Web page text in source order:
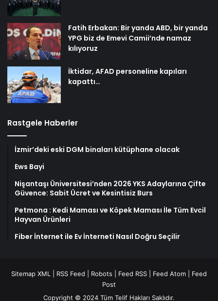
Fatih Erbakan: Bir yanda ABD, bir yanda
YPG biz de Emevi Camii’nde namaz
kılıyoruz
İktidar, AFAD personeline kapıları
kapattı…
Rastgele Haberler
İzmir’deki eski DGM binaları kütüphane olacak
Ews Bayi
Nişantaşı Üniversitesi’nden 2026 YKS Adaylarına Çifte
Güvence: Sabit Ücret ve Kesintisiz Burs
Petmona : Kedi Maması ve Köpek Maması İle Tüm Evcil
Hayvan Ürünleri
Fiber İnternet ile Ev İnterneti Nasıl Doğru Seçilir
Sitemap XML RSS Feed Robots Feed RSS Feed Atom
Feed
Post
Copyright © 2024 Tüm Telif Hakları Saklıdır.